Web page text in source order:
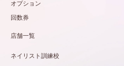
オプション
回数券
店舗一覧
ネイリスト訓練校